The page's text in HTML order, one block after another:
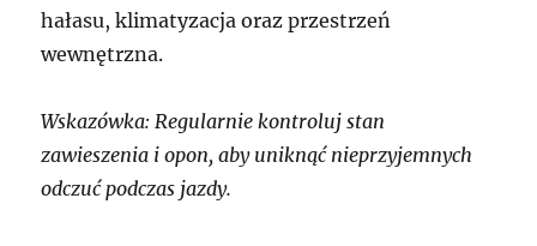
hałasu, klimatyzacja oraz przestrzeń
wewnętrzna.
Wskazówka: Regularnie kontroluj stan
zawieszenia i opon, aby uniknąć nieprzyjemnych
odczuć podczas jazdy.